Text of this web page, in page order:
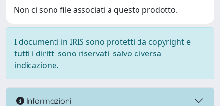
Non ci sono file associati a questo prodotto.
I documenti in IRIS sono protetti da copyright e
tutti i diritti sono riservati, salvo diversa
indicazione.
Informazioni